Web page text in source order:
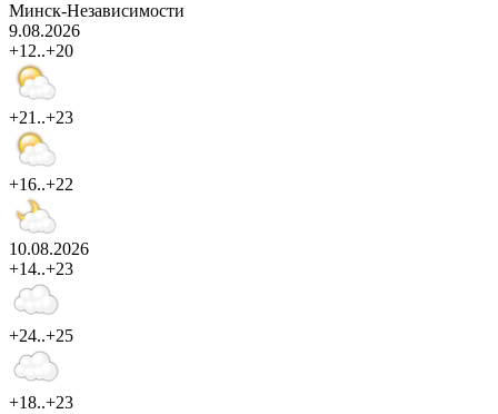
Минск-Независимости
9.08.2026
+12..+20
+21..+23
+16..+22
10.08.2026
+14..+23
+24..+25
+18..+23